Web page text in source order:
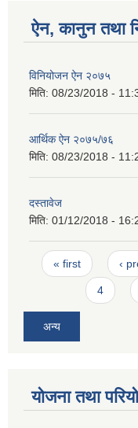
ऐन, कानुन तथा
विनियोजन ऐन २०७५
मिति: 08/23/2018 -
आर्थिक ऐन २०७५/७६
मिति: 08/23/2018 -
दस्तावेज
मिति: 01/12/2018 -
Pages
« first ‹
4
अन्य
योजना तथा